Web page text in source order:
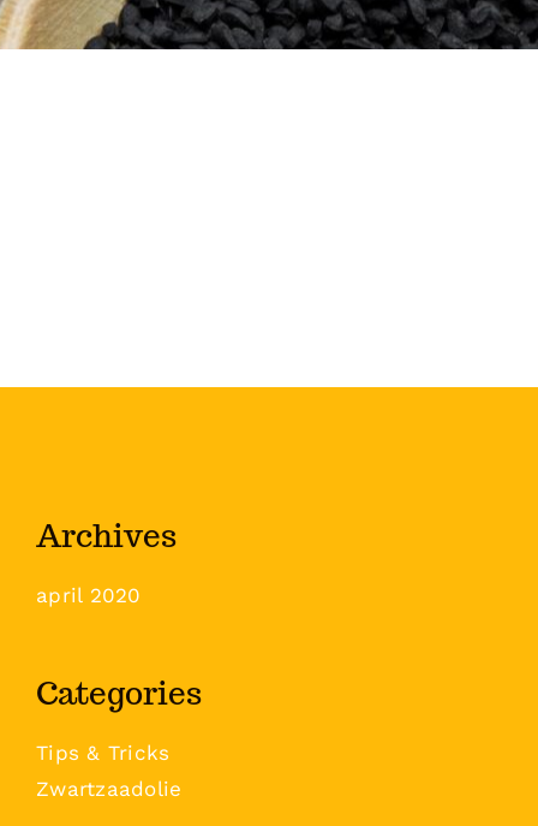
Archives
april 2020
Categories
Tips & Tricks
Zwartzaadolie